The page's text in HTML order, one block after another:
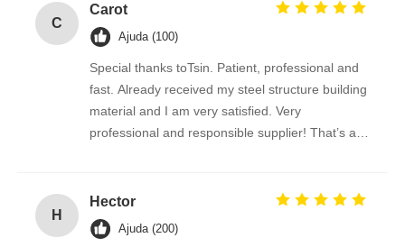
C
Carot
Ajuda (100)
Special thanks toTsin. Patient, professional and
fast. Already received my steel structure building
material and I am very satisfied. Very
professional and responsible supplier! That’s a
H
Hector
Ajuda (200)